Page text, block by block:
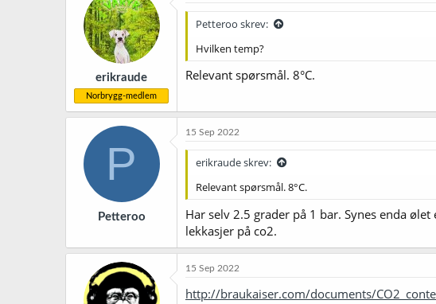
erikraude
Norbrygg-medlem
Petteroo skrev:
Hvilken temp?
Relevant spørsmål. 8°C.
P
Petteroo
15 Sep 2022
erikraude skrev:
Relevant spørsmål. 8°C.
Har selv 2.5 grader på 1 bar. Synes enda
lekkasjer på co2.
15 Sep 2022
http://braukaiser.com/documents/